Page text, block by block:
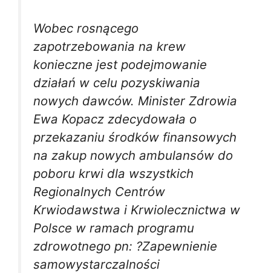
Wobec rosnącego
zapotrzebowania na krew
konieczne jest podejmowanie
działań w celu pozyskiwania
nowych dawców. Minister Zdrowia
Ewa Kopacz zdecydowała o
przekazaniu środków finansowych
na zakup nowych ambulansów do
poboru krwi dla wszystkich
Regionalnych Centrów
Krwiodawstwa i Krwiolecznictwa w
Polsce w ramach programu
zdrowotnego pn: ?Zapewnienie
samowystarczalności